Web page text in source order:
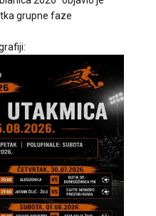
grupne faze